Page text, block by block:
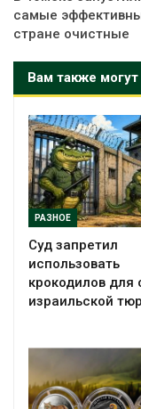
самые
стране очистные
Вам также
РАЗНОЕ
Суд запретил
использовать
крокодилов для
израильской